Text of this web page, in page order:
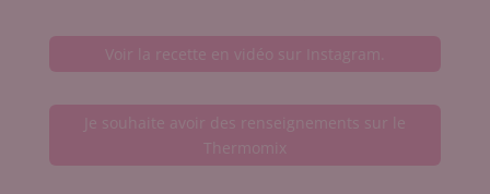
Voir la recette en vidéo sur Instagram.
Je souhaite avoir des renseignements sur le
Thermomix